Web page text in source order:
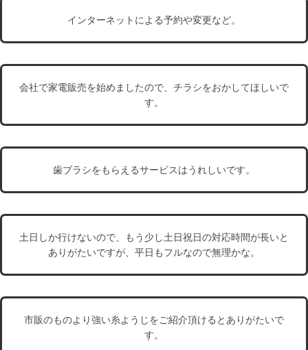
インターネットによる予約や変更など。
会社で家電販売を始めましたので、チラシをおかしてほしいで
す。
歯ブラシをもらえるサービスはうれしいです。
土日しか行けないので、もう少し土日祝日の対応時間が長いと
ありがたいですが、平日もフルなので無理かな。
市販のものより強い糸ようじをご紹介頂けるとありがたいで
す。